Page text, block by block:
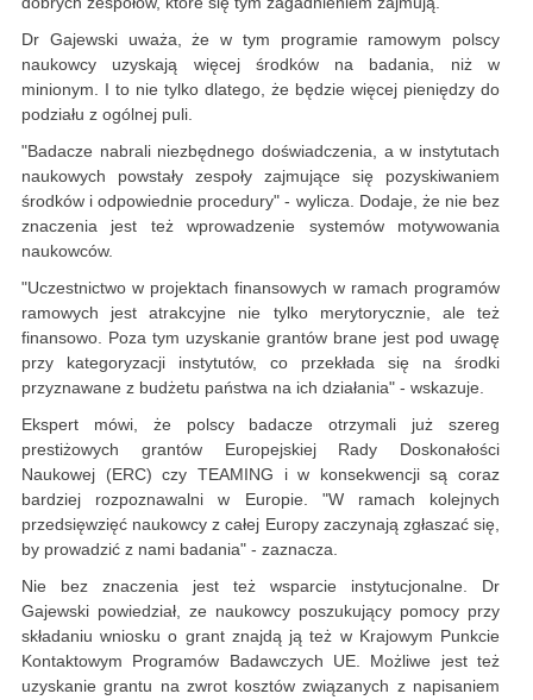
Dr Gajewski uważa, że w tym programie ramowym polscy
naukowcy uzyskają więcej środków na badania, niż w
minionym. I to nie tylko dlatego, że będzie więcej pieniędzy do
podziału z ogólnej puli.
"Badacze nabrali niezbędnego doświadczenia, a w instytutach
naukowych powstały zespoły zajmujące się pozyskiwaniem
środków i odpowiednie procedury" - wylicza. Dodaje, że nie bez
znaczenia jest też wprowadzenie systemów motywowania
naukowców.
"Uczestnictwo w projektach finansowych w ramach programów
ramowych jest atrakcyjne nie tylko merytorycznie, ale też
finansowo. Poza tym uzyskanie grantów brane jest pod uwagę
przy kategoryzacji instytutów, co przekłada się na środki
przyznawane z budżetu państwa na ich działania" - wskazuje.
Ekspert mówi, że polscy badacze otrzymali już szereg
prestiżowych grantów Europejskiej Rady Doskonałości
Naukowej (ERC) czy TEAMING i w konsekwencji są coraz
bardziej rozpoznawalni w Europie. "W ramach kolejnych
przedsięwzięć naukowcy z całej Europy zaczynają zgłaszać się,
by prowadzić z nami badania" - zaznacza.
Nie bez znaczenia jest też wsparcie instytucjonalne. Dr
Gajewski powiedział, ze naukowcy poszukujący pomocy przy
składaniu wniosku o grant znajdą ją też w Krajowym Punkcie
Kontaktowym Programów Badawczych UE. Możliwe jest też
uzyskanie grantu na zwrot kosztów związanych z napisaniem